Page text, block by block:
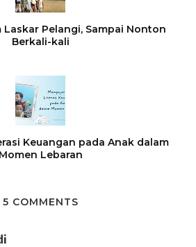
Laskar Pelangi, Sampai Nonton
Berkali-kali
Keuangan pada Anak dalam
Momen Lebaran
5 COMMENTS